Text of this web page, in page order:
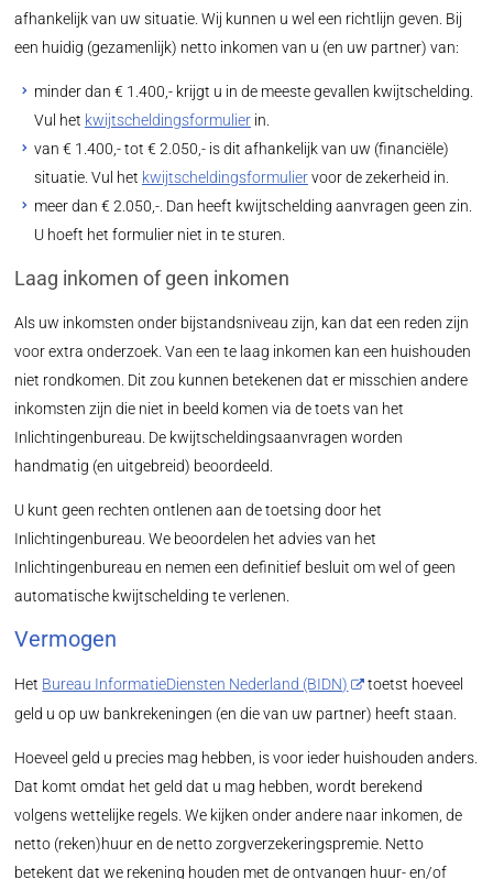
afhankelijk van uw situatie. Wij kunnen u wel een richtlijn geven. Bij
een huidig (gezamenlijk) netto inkomen van u (en uw partner) van:
minder dan € 1.400,- krijgt u in de meeste gevallen kwijtschelding.
Vul het kwijtscheldingsformulierin.
van € 1.400,- tot € 2.050,- is dit afhankelijk van uw (financiële)
situatie. Vul het kwijtscheldingsformuliervoor de zekerheid in.
meer dan € 2.050,-. Dan heeft kwijtschelding aanvragen geen zin.
U hoeft het formulier niet in te sturen.
Laag inkomen of geen inkomen
Als uw inkomsten onder bijstandsniveau zijn, kan dat een reden zijn
voor extra onderzoek. Van een te laag inkomen kan een huishouden
niet rondkomen. Dit zou kunnen betekenen dat er misschien andere
inkomsten zijn die niet in beeld komen via de toets van het
Inlichtingenbureau. De kwijtscheldingsaanvragen worden
handmatig (en uitgebreid) beoordeeld.
U kunt geen rechten ontlenen aan de toetsing door het
Inlichtingenbureau. We beoordelen het advies van het
Inlichtingenbureau en nemen een definitief besluit om wel of geen
automatische kwijtschelding te verlenen.
Vermogen
Het Bureau InformatieDiensten Nederland (BIDN)
toetst hoeveel
geld u op uw bankrekeningen (en die van uw partner) heeft staan.
Hoeveel geld u precies mag hebben, is voor ieder huishouden anders.
Dat komt omdat het geld dat u mag hebben, wordt berekend
volgens wettelijke regels. We kijken onder andere naar inkomen, de
netto (reken)huur en de netto zorgverzekeringspremie. Netto
betekent dat we rekening houden met de ontvangen huur- en/of